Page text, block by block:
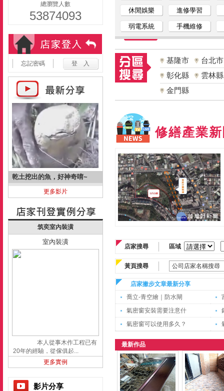
總瀏覽人數
53874093
忘記密碼
乾土挖出的魚，好神奇唷~
更多影片
筑奕室內裝潢
室內裝潢
本人從事木作工程已有
20年的經驗，從傢俱起...
更多實例
影片分享
休閒娛樂 進修學習
弱電系統 手機維修
基隆市
台北市
彰化縣
雲林縣
金門縣
修繕產業
店家搜尋 區域
黃頁搜尋
店家撇步文章最新分享
喬立-青空繪｜防水閘
氣密窗安裝需要注意什
氣密窗可以使用多久？
最新作品